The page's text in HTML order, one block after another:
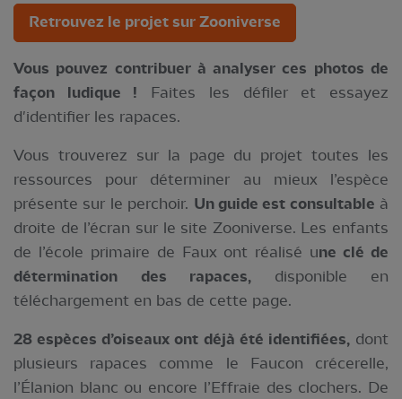
Retrouvez le projet sur Zooniverse
Vous pouvez contribuer à analyser ces photos de
façon ludique ! Faites les défiler et essayez
d'identifier les rapaces.
Vous trouverez sur la page du projet toutes les
ressources pour déterminer au mieux l’espèce
présente sur le perchoir. Un guide est consultable à
droite de l’écran sur le site Zooniverse. Les enfants
de l’école primaire de Faux ont réalisé une clé de
détermination des rapaces, disponible en
téléchargement en bas de cette page.
28 espèces d’oiseaux ont déjà été identifiées,dont
plusieurs rapaces comme le Faucon crécerelle,
l’Élanion blanc ou encore l’Effraie des clochers. De